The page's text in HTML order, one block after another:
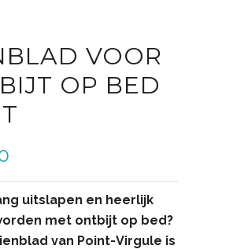
VOOR
OP BED
uitslapen en heerlijk
met ontbijt op bed?
van Point-Virgule is